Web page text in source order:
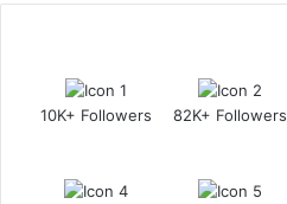
10K+ Followers 82K+ Followers